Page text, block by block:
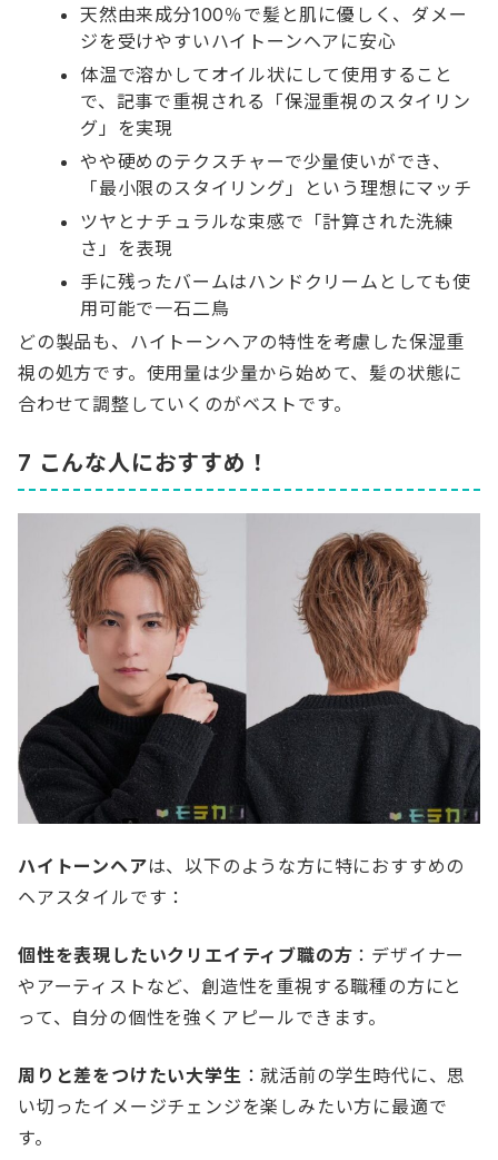
天然由来成分100％で髪と肌に優しく、ダメー
ジを受けやすいハイトーンヘアに安心
体温で溶かしてオイル状にして使用すること
で、記事で重視される「保湿重視のスタイリン
グ」を実現
やや硬めのテクスチャーで少量使いができ、
「最小限のスタイリング」という理想にマッチ
ツヤとナチュラルな束感で「計算された洗練
さ」を表現
手に残ったバームはハンドクリームとしても使
用可能で一石二鳥
どの製品も、ハイトーンヘアの特性を考慮した保湿重
視の処方です。使用量は少量から始めて、髪の状態に
合わせて調整していくのがベストです。
7 こんな人におすすめ！
ハイトーンヘアは、以下のような方に特におすすめの
ヘアスタイルです：
個性を表現したいクリエイティブ職の方 ：デザイナー
やアーティストなど、創造性を重視する職種の方にと
って、自分の個性を強くアピールできます。
周りと差をつけたい大学生 ：就活前の学生時代に、思
い切ったイメージチェンジを楽しみたい方に最適で
す。